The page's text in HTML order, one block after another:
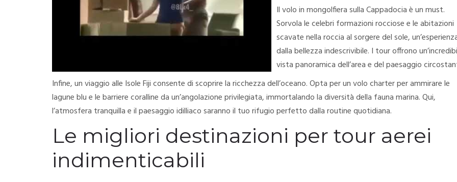
Il volo in mongolfiera sulla Cappadocia è un must.
Sorvola le celebri formazioni rocciose e le abitazioni
scavate nella roccia al sorgere del sole,
dalla bellezza indescrivibile. I tour offrono
vista panoramica dell’area e del paesaggio
Infine, un viaggio alle Isole Fiji consente di scoprire la ricchezza dell’oceano. Opta per un volo charter per ammirare le
lagune blu e le barriere coralline da un’angolazione privilegiata, immortalando la diversità della fauna marina. Qui,
l’atmosfera tranquilla e il paesaggio idilliaco saranno il tuo rifugio perfetto dalla routine quotidiana.
Le migliori destinazioni per tour aerei
indimenticabili